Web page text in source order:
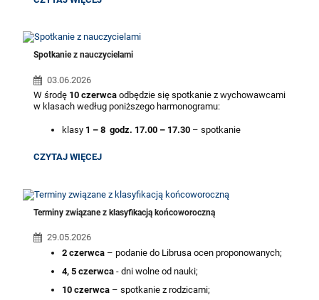
DNIACH
22-
26.06:
Spotkanie z nauczycielami
03.06.2026
W środę 10 czerwca odbędzie się spotkanie z wychowawcami
w klasach według poniższego harmonogramu:
klasy 1 – 8 godz. 17.00 – 17.30 – spotkanie
nauczyciele przedmiotowi będą dostępni od godziny
Spotkania z nauczycielami przedmiotowymi odbędą się w
formule otwartej.
SPOTKANIE
CZYTAJ WIĘCEJ
Terminy związane z klasyfikacją końcoworoczną
29.05.2026
2 czerwca – podanie do Librusa ocen proponowanych;
4, 5 czerwca - dni wolne od nauki;
10 czerwca – spotkanie z rodzicami;